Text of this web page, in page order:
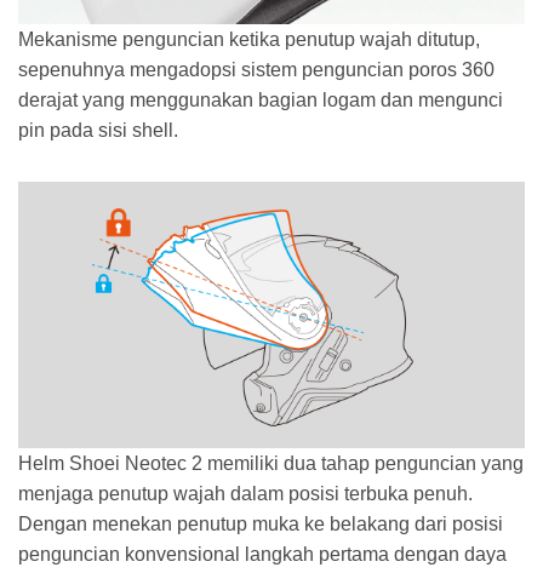
Mekanisme penguncian ketika penutup wajah ditutup,
sepenuhnya mengadopsi sistem penguncian poros 360
derajat yang menggunakan bagian logam dan mengunci
pin pada sisi shell.
Helm Shoei Neotec 2 memiliki dua tahap penguncian yang
menjaga penutup wajah dalam posisi terbuka penuh.
Dengan menekan penutup muka ke belakang dari posisi
penguncian konvensional langkah pertama dengan daya